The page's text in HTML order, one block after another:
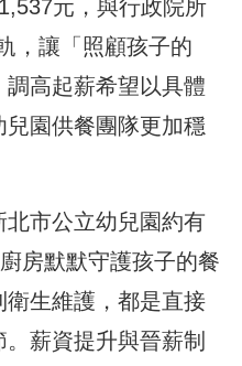
元，與行政院所
，讓「照顧孩子的
調高起薪希望以具體
園供餐團隊更加穩
市公立幼兒園約有
房默默守護孩子的餐
生維護，都是直接
薪資提升與晉薪制